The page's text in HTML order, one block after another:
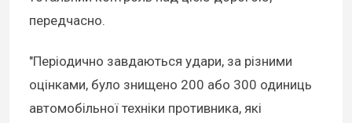
передчасно.
"Періодично завдаються удари, за різними
оцінками, було знищено 200 або 300 одиниць
автомобільної техніки противника, які